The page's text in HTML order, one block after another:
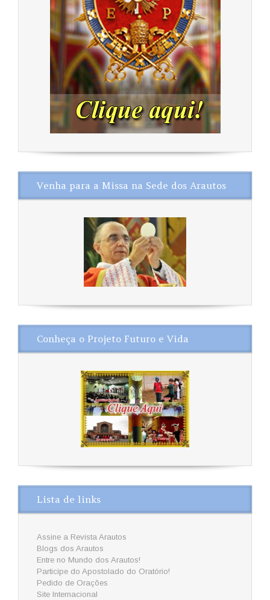
Venha para a Missa na Sede dos Arautos
Conheça o Projeto Futuro e Vida
Lista de links
Assine a Revista Arautos
Blogs dos Arautos
Entre no Mundo dos Arautos!
Participe do Apostolado do Oratório!
Pedido de Orações
Site Internacional